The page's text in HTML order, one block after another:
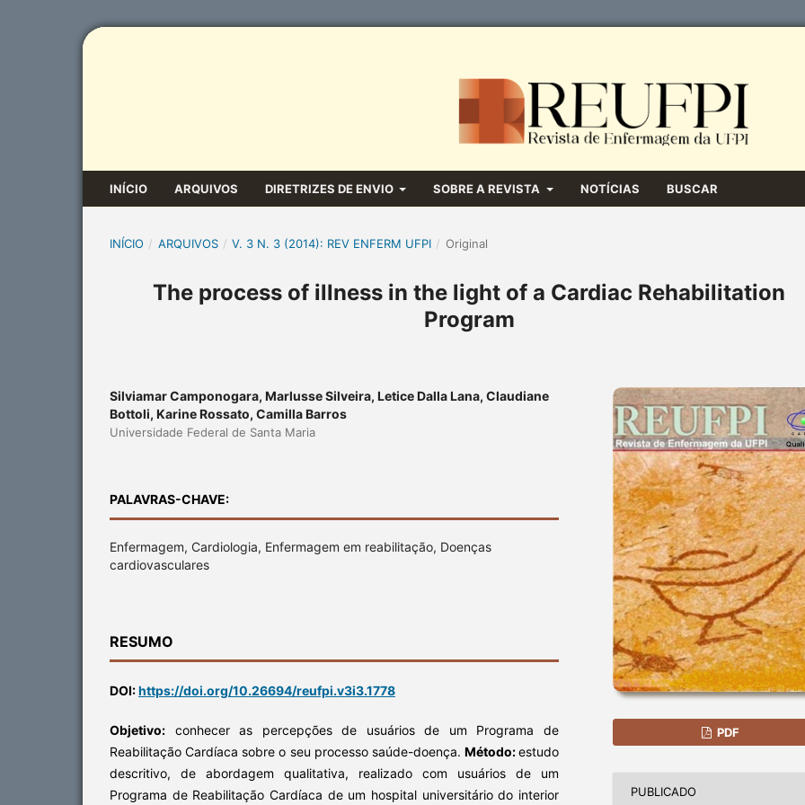
INÍCIO ARQUIVOS DIRETRIZES DE ENVIO SOBRE A REVISTA NOTÍCIAS BUSCAR
INÍCIO / ARQUIVOS / V. 3 N. 3 (2014): REV ENFERM UFPI / Original
The process of illness in the light of a Cardiac Rehabilitation
Program
Silviamar Camponogara, Marlusse Silveira, Letice Dalla Lana, Claudiane
Bottoli, Karine Rossato, Camilla Barros
Universidade Federal de Santa Maria
PALAVRAS-CHAVE:
Enfermagem, Cardiologia, Enfermagem em reabilitação, Doenças
cardiovasculares
RESUMO
DOI:https://doi.org/10.26694/reufpi.v3i3.1778
Objetivo: conhecer as percepções de usuários de um Programa de
Reabilitação Cardíaca sobre o seu processo saúde-doença. Método:estudo
descritivo, de abordagem qualitativa, realizado com usuários de um
Programa de Reabilitação Cardíaca de um hospital universitário do interior
PDF
PUBLICADO